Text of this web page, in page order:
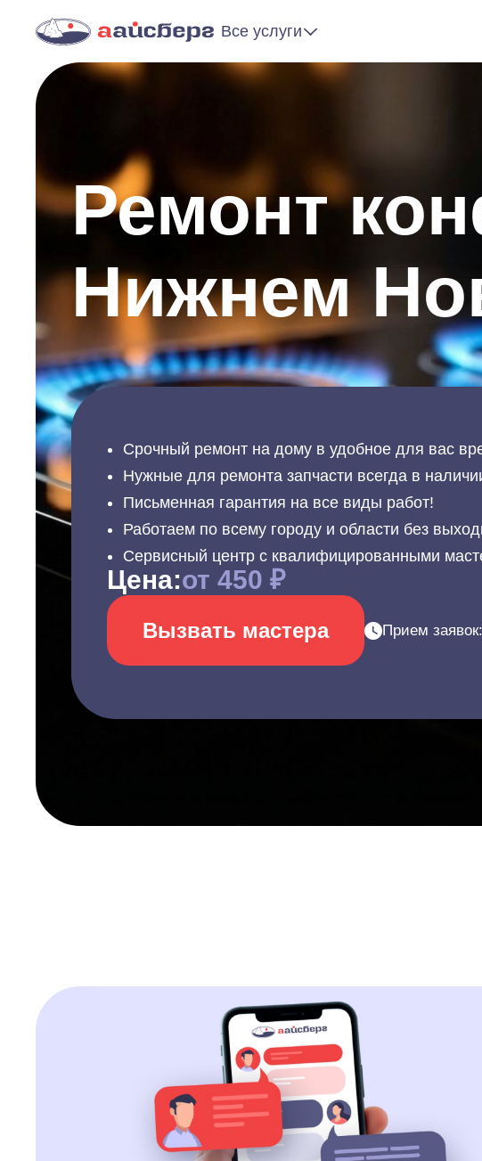
Все услуги
Ремонт
Нижнем
Срочный ремонт на дому в удобное для вас
Нужные для ремонта запчасти всегда в
Письменная гарантия на все виды работ!
Работаем по всему городу и области без
Сервисный центр с квалифицированными
Цена:от 450 ₽
Вызвать мастера Прием заявок: